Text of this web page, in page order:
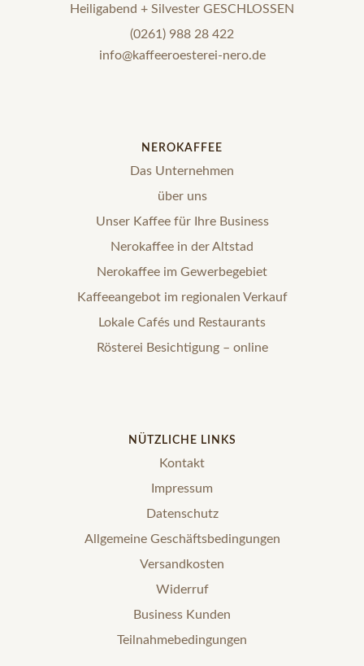
Heiligabend + Silvester GESCHLOSSEN
(0261) 988 28 422
info@kaffeeroesterei-nero.de
NEROKAFFEE
Das Unternehmen
über uns
Unser Kaffee für Ihre Business
Nerokaffee in der Altstad
Nerokaffee im Gewerbegebiet
Kaffeeangebot im regionalen Verkauf
Lokale Cafés und Restaurants
Rösterei Besichtigung – online
NÜTZLICHE LINKS
Kontakt
Impressum
Datenschutz
Allgemeine Geschäftsbedingungen
Versandkosten
Widerruf
Business Kunden
Teilnahmebedingungen